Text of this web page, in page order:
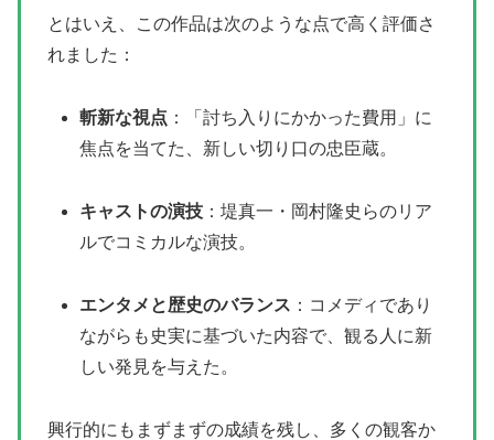
とはいえ、この作品は次のような点で高く評価さ
れました：
斬新な視点 ：「討ち入りにかかった費用」に
焦点を当てた、新しい切り口の忠臣蔵。
キャストの演技 ：堤真一・岡村隆史らのリア
ルでコミカルな演技。
エンタメと歴史のバランス ：コメディであり
ながらも史実に基づいた内容で、観る人に新
しい発見を与えた。
興行的にもまずまずの成績を残し、多くの観客か